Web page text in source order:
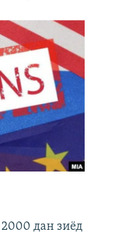
дан зиёд